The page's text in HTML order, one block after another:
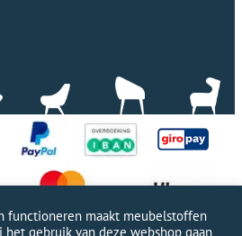
functioneren maakt meubelstoffen
het gebruik van deze webshop gaan